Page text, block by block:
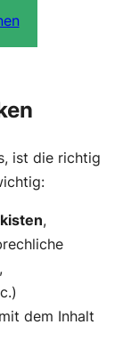
ist die richtig
,
dem Inhalt